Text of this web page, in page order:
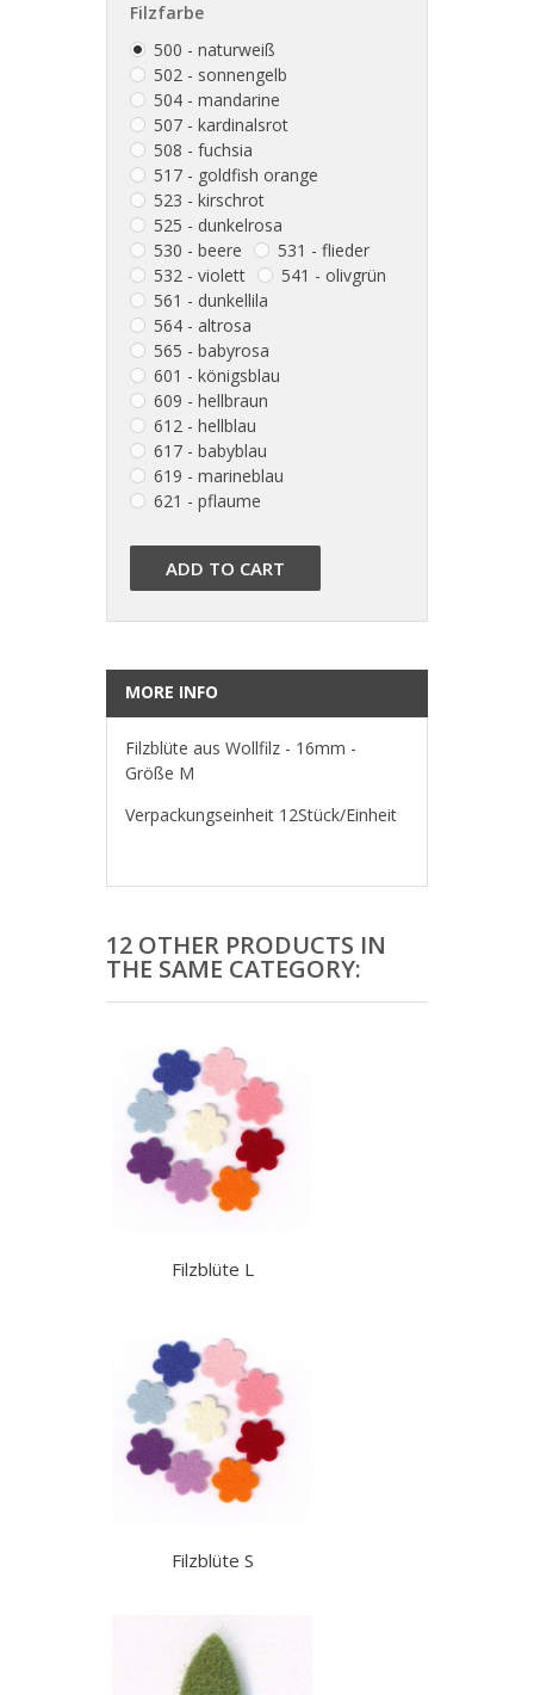
Filzfarbe
500 - naturweiß
502 - sonnengelb
504 - mandarine
507 - kardinalsrot
508 - fuchsia
517 - goldfish orange
523 - kirschrot
525 - dunkelrosa
530 - beere
531 - flieder
532 - violett
541 - olivgrün
561 - dunkellila
564 - altrosa
565 - babyrosa
601 - königsblau
609 - hellbraun
612 - hellblau
617 - babyblau
619 - marineblau
621 - pflaume
ADD TO CART
MORE INFO
Filzblüte aus Wollfilz - 16mm -
Größe M
Verpackungseinheit 12Stück/Einheit
12 OTHER PRODUCTS IN
THE SAME CATEGORY:
Filzblüte L
Filzblüte S